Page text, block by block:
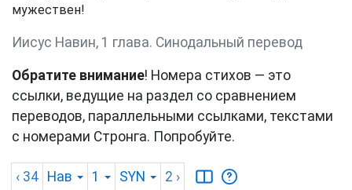
мужествен!
Иисус Навин, 1 глава. Синодальный перевод
Обратите внимание! Номера стихов — это
ссылки, ведущие на раздел со сравнением
переводов, параллельными ссылками, текстами
с номерами Стронга. Попробуйте.
‹ 34 Нав 1 SYN 2 ›